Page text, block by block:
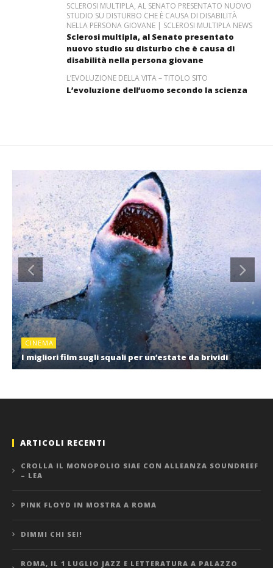
SCLEROSI MULTIPLA, AL SENATO PRESENTATO NUOVO
STUDIO SU DISTURBO CHE È CAUSA DI DISABILITÀ
NELLA PERSONA GIOVANE | SCLEROSI MULTIPLA NEWS
Sclerosi multipla, al Senato presentato
nuovo studio su disturbo che è causa di
disabilità nella persona giovane
L’EVOLUZIONE DELLA VITA – TITOLO SITO
L’evoluzione dell’uomo secondo la scienza
CINEMA
I migliori film sugli squali per un’estate da brividi
ARTICOLI RECENTI
CROLLA IL MONOPOLIO SIAE CON ALLEANZA SOUNDREEF
– LEA
PINK FLOYD IN MOSTRA A ROMA
DIMMI CHI SEI!
ROMA, IL 1 LUGLIO JAZZ E LETTERATURA A PALAZZO